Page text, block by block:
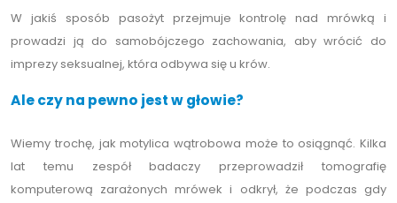
W jakiś sposób pasożyt przejmuje kontrolę nad mrówką i
prowadzi ją do samobójczego zachowania, aby wrócić do
imprezy seksualnej, która odbywa się u krów.
Ale czy na pewno jest w głowie?
Wiemy trochę, jak motylica wątrobowa może to osiągnąć. Kilka
lat temu zespół badaczy przeprowadził tomografię
komputerową zarażonych mrówek i odkrył, że podczas gdy